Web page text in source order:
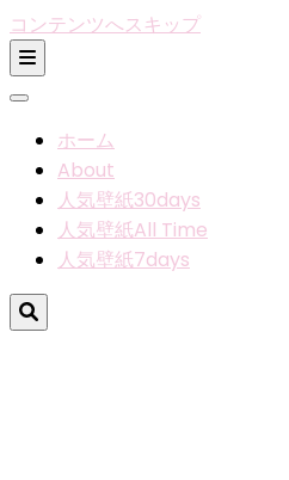
コンテンツへスキップ
ホーム
About
人気壁紙30days
人気壁紙All Time
人気壁紙7days